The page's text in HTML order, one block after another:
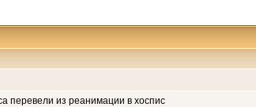
перевели из реанимации в хоспис